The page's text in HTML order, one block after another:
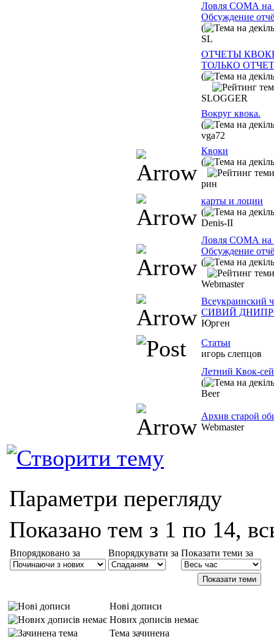
Ловля СОМА
Обсуждение
(
SL
ОТЧЕТЫ
ТОЛЬКО
(
SLOGGER
Вокруг квока.
(
vga72
Квоки
(
рин
карты и лоции
(
Denis-II
Ловля СОМА
Обсуждение
(
Webmaster
Всеукраинский
СИВИЙ
Юрген
Статьи
игорь слепцов
Летний Квок-
(
Beer
Архив старой
Webmaster
Параметри перегляду
Показано тем з 1 по 14,
Впорядковано за Впорядкувати за Показати теми за
Нові дописи
Нових дописів немає
Тема зачинена